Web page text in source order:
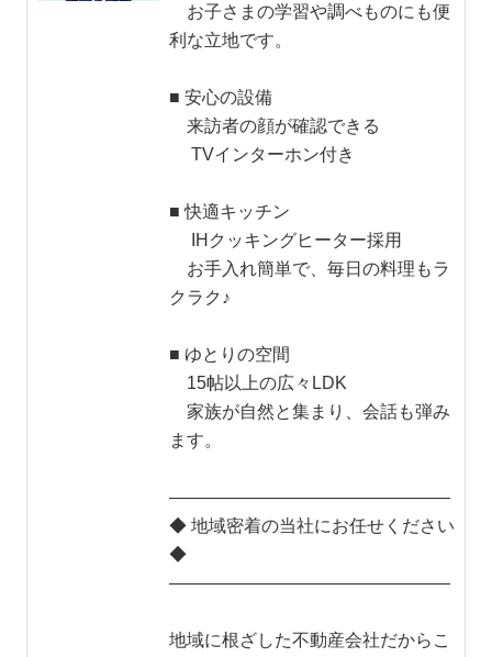
お子さまの学習や調べものにも便
利な立地です。
■ 安心の設備
来訪者の顔が確認できる
TVインターホン付き
■ 快適キッチン
IHクッキングヒーター採用
お手入れ簡単で、毎日の料理もラ
クラク♪
■ ゆとりの空間
15帖以上の広々LDK
家族が自然と集まり、会話も弾み
ます。
――――――――――――――――
◆ 地域密着の当社にお任せください
◆
――――――――――――――――
地域に根ざした不動産会社だからこ